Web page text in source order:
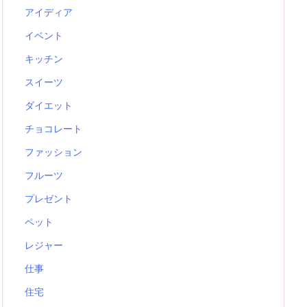
アイディア
イベント
キッチン
スイーツ
ダイエット
チョコレート
ファッション
フルーツ
プレゼント
ペット
レジャー
仕事
住宅